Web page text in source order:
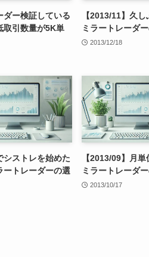
ダー検証している
取引数量が5K単
【2013/11】久し
ミラートレーダ
2013/12/18
シストレを始めた
ートレーダーの選
【2013/09】月単
ミラートレーダ
2013/10/17